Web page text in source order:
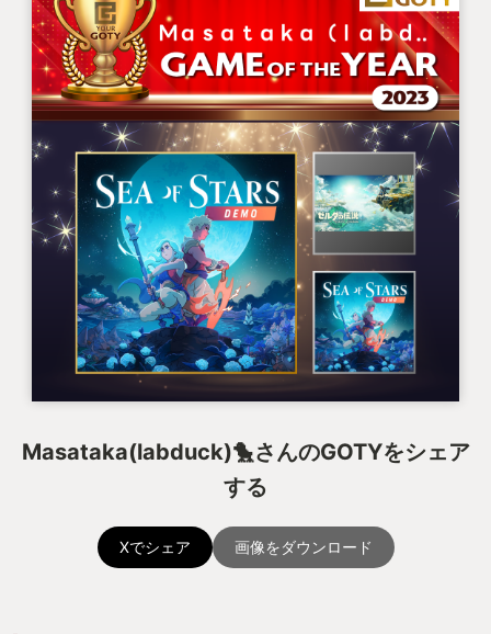
Masataka(labduck)🐤さんのGOTYをシェア
する
Xでシェア 画像をダウンロード